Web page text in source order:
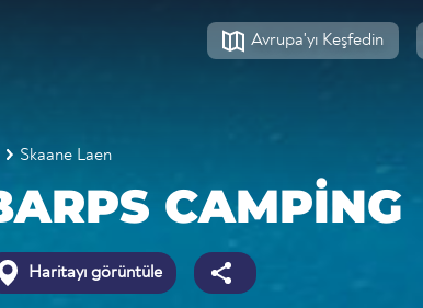
Avrupa'yı Keşfedin
Skaane Laen
CAMPING
Haritayı görüntüle